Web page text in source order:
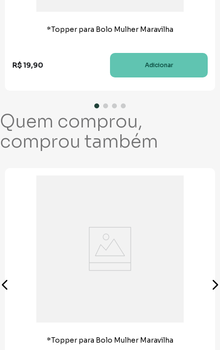
*Topper para Bolo Mulher Maravilha
R$19,90 Adicionar
Quem comprou,
comprou também
*Topper para Bolo Mulher Maravilha